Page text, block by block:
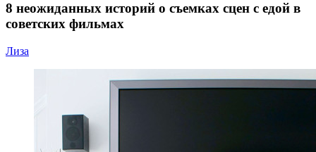
8 неожиданных историй о съемках сцен с едой в
советских фильмах
Лиза